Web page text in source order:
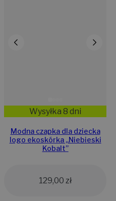
Wysyłka 8 dni
Modna czapka dla dziecka
logo ekoskórka „Niebieski
Kobalt”
129,00 zł